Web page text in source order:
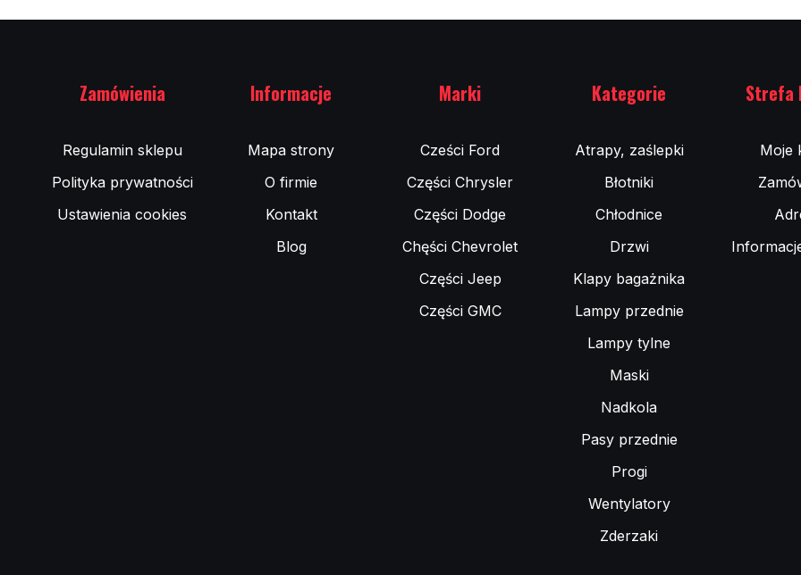
Zamówienia
Regulamin sklepu
Polityka prywatności
Ustawienia cookies
Informacje
Mapa strony
O firmie
Kontakt
Blog
Marki
Cześci Ford
Części Chrysler
Części Dodge
Chęści Chevrolet
Części Jeep
Części GMC
Kategorie
Atrapy, zaślepki
Błotniki
Chłodnice
Drzwi
Klapy bagażnika
Lampy przednie
Lampy tylne
Maski
Nadkola
Pasy przednie
Progi
Wentylatory
Zderzaki
Strefa
Moje